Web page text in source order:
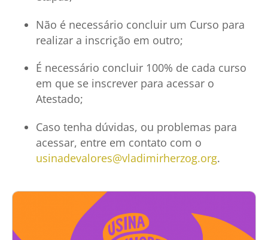
Não é necessário concluir um Curso para
realizar a inscrição em outro;
É necessário concluir 100% de cada curso
em que se inscrever para acessar o
Atestado;
Caso tenha dúvidas, ou problemas para
acessar, entre em contato com o
usinadevalores@vladimirherzog.org.